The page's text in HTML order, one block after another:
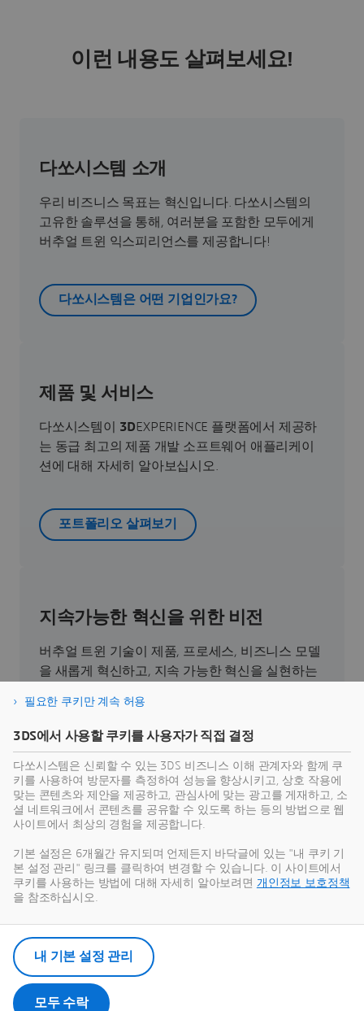
이런 내용도 살펴보세요!
다쏘시스템 소개
우리 비즈니스 목표는 혁신입니다. 다쏘시스템의
고유한 솔루션을 통해, 여러분을 포함한 모두에게
버추얼 트윈 익스피리언스를 제공합니다!
다쏘시스템은 어떤 기업인가요?
제품 및 서비스
다쏘시스템이 3DEXPERIENCE 플랫폼에서 제공하
는 동급 최고의 제품 개발 소프트웨어 애플리케이
션에 대해 자세히 알아보십시오.
포트폴리오 살펴보기
지속가능한 혁신을 위한 비전
버추얼 트윈 기술이 제품, 프로세스, 비즈니스 모델
을 새롭게 혁신하고, 지속 가능한 혁신을 실현하는
지속가능성 알아보기
다쏘시스템의 모든 보도 자료 및 미디어 리소스에
액세스하세요.
뉴스룸으로 들어가기
필요한 쿠키만 계속 허용
3DS에서 사용할 쿠키를 사용자가 직접 결정
다쏘시스템은 신뢰할 수 있는 3DS 비즈니스 이해 관계자와 함께 쿠
키를 사용하여 방문자를 측정하여 성능을 향상시키고, 상호 작용에
맞는 콘텐츠와 제안을 제공하고, 관심사에 맞는 광고를 게재하고, 소
셜 네트워크에서 콘텐츠를 공유할 수 있도록 하는 등의 방법으로 웹
사이트에서 최상의 경험을 제공합니다.
기본 설정은 6개월간 유지되며 언제든지 바닥글에 있는 "내 쿠키 기
본 설정 관리" 링크를 클릭하여 변경할 수 있습니다. 이 사이트에서
쿠키를 사용하는 방법에 대해 자세히 알아보려면 개인정보 보호정책
을 참조하십시오.
모두 수락
내 기본 설정 관리